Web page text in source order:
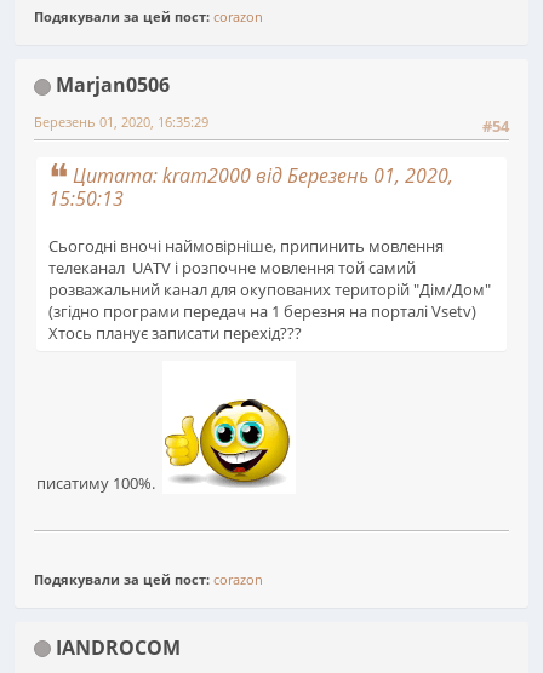
Подякували за цей пост: corazon
Marjan0506
#54
Березень 01, 2020, 16:35:29
Цитата: kram2000 від Березень 01, 2020,
15:50:13
Сьогодні вночі наймовірніше, припинить мовлення
телеканал UATV і розпочне мовлення той самий
розважальний канал для окупованих територій "Дім/Дом"
(згідно програми передач на 1 березня на порталі Vsetv)
Хтось планує записати перехід???
писатиму 100%.
Подякували за цей пост: corazon
IANDROCOM